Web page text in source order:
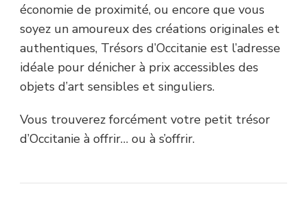
économie de proximité, ou encore que vous
soyez un amoureux des créations originales et
authentiques, Trésors d’Occitanie est l’adresse
idéale pour dénicher à prix accessibles des
objets d’art sensibles et singuliers.
Vous trouverez forcément votre petit trésor
d’Occitanie à offrir… ou à s’offrir.